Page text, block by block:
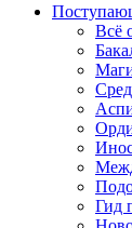
Всё
Гид